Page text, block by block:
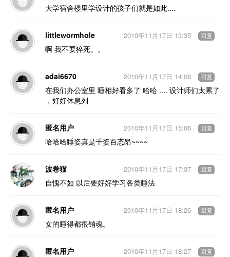
大学宿舍楼里学设计的孩子们就是如此....
littlewormhole
啊 我不要猝死。。
2010年11月17日 13:35 回复
adai6670
在我们办公室里 睡相好看多了 哈哈 .... 设计师们太累了
，好好休息列
2010年11月17日 14:08 回复
匿名用户
哈哈哈睡姿真是千姿百态昂~~~~
2010年11月17日 15:06 回复
波卷猫
自愧不如 以后要好好学习各类睡法
2010年11月17日 17:37 回复
匿名用户
女的睡得都很销魂。
2010年11月17日 18:26 回复
匿名用户
2010年11月17日 18:27 回复